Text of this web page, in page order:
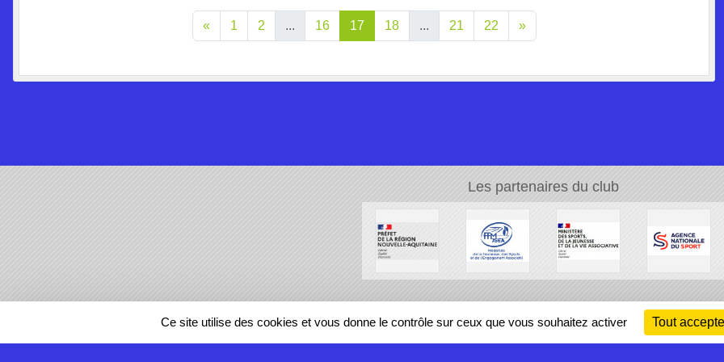
« 1 2 ... 16 17 18 ... 21 22 »
Les partenaires du club
REGIONS
Ce site utilise des cookies et vous donne le contrôle sur ceux que vous souhaitez activer Tout